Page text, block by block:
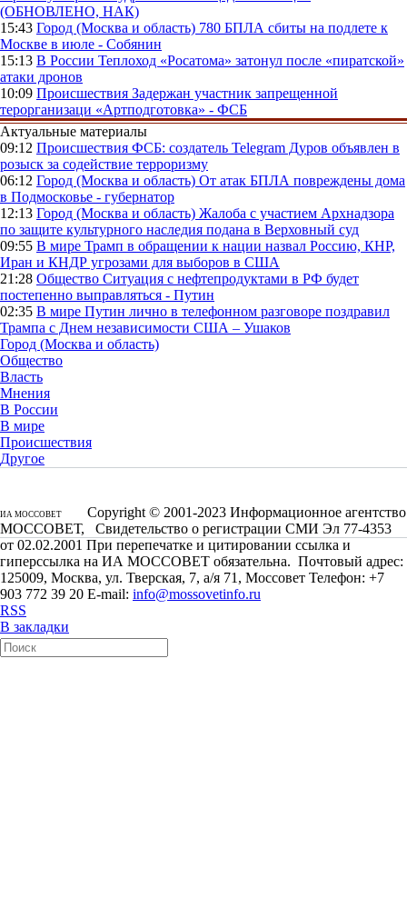
(ОБНОВЛЕНО, НАК)
15:43 Город (Москва и область) 780 БПЛА сбиты на подлете к
Москве в июле - Собянин
15:13 В России Теплоход «Росатома» затонул после «пиратской»
атаки дронов
10:09 Происшествия Задержан участник запрещенной
терорганизаци «Артподготовка» - ФСБ
Актуальные материалы
09:12 Происшествия ФСБ: создатель Telegram Дуров объявлен в
розыск за содействие терроризму
06:12 Город (Москва и область) От атак БПЛА повреждены дома
в Подмосковье - губернатор
12:13 Город (Москва и область) Жалоба с участием Архнадзора
по защите культурного наследия подана в Верховный суд
09:55 В мире Трамп в обращении к нации назвал Россию, КНР,
Иран и КНДР угрозами для выборов в США
21:28 Общество Ситуация с нефтепродуктами в РФ будет
постепенно выправляться - Путин
02:35 В мире Путин лично в телефонном разговоре поздравил
Трампа с Днем независимости США – Ушаков
Город (Москва и область)
Общество
Власть
Мнения
В России
В мире
Происшествия
Другое
ИА МОССОВЕТ
Copyright © 2001-2023 Информационное агентство
МОССОВЕТ, Свидетельство о регистрации СМИ Эл 77-4353
от 02.02.2001 При перепечатке и цитировании ссылка и
гиперссылка на ИА МОССОВЕТ обязательна. Почтовый адрес:
125009, Москва, ул. Тверская, 7, а/я 71, Моссовет Телефон: +7
903 772 39 20 E-mail: info@mossovetinfo.ru
RSS
В закладки